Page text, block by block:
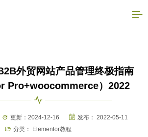
外贸网站产品管理终极指南
Pro+woocommerce）2022
更新：2024-12-16 发布： 2022-05-11
分类：
Elementor教程